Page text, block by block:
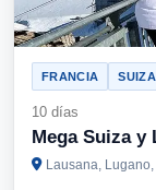
FRANCIA SUIZA
10 días
Mega Suiza y
Lausana,